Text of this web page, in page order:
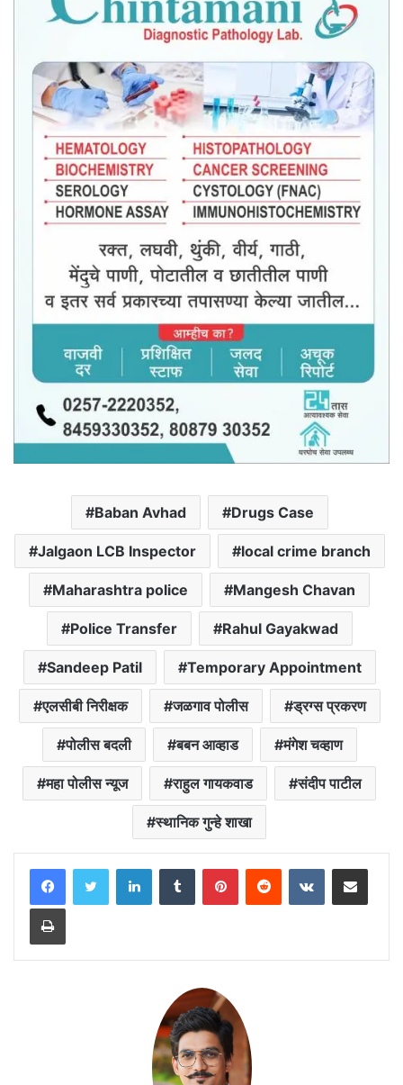
Baban Avhad Drugs Case
Jalgaon LCB Inspector local crime branch
Maharashtra police Mangesh Chavan
Police Transfer Rahul Gayakwad
Sandeep Patil Temporary Appointment
एलसीबी निरीक्षक जळगाव पोलीस ड्रग्स प्रकरण
पोलीस बदली बबन आव्हाड मंगेश चव्हाण
महा पोलीस न्यूज राहुल गायकवाड संदीप पाटील
स्थानिक गुन्हे शाखा
LinkedInTumblr PinterestReddit VKontakteShare via Email
Print